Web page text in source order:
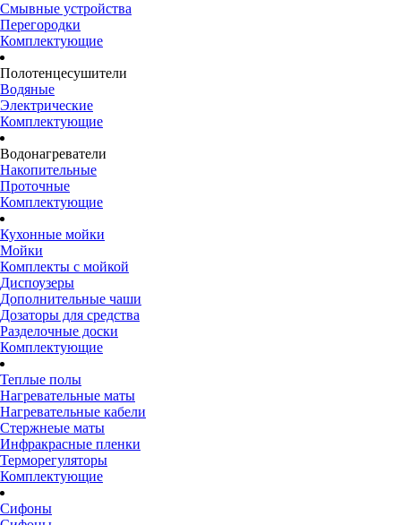
Смывные устройства
Перегородки
Комплектующие
Полотенцесушители
Водяные
Электрические
Комплектующие
Водонагреватели
Накопительные
Проточные
Комплектующие
Кухонные мойки
Мойки
Комплекты с мойкой
Диспоузеры
Дополнительные чаши
Дозаторы для средства
Разделочные доски
Комплектующие
Теплые полы
Нагревательные маты
Нагревательные кабели
Стержнеые маты
Инфракрасные пленки
Терморегуляторы
Комплектующие
Сифоны